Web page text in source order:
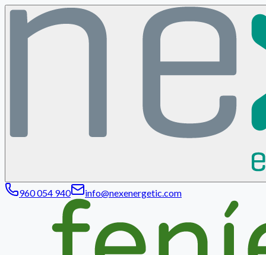
960 054 940 info@nexenergetic.com